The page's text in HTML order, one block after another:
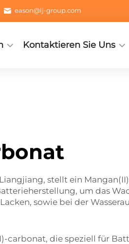
eason@lj-group.com
Kontaktieren Sie Uns
stellt ein
um das
sowie bei der
carbonat, die speziell für